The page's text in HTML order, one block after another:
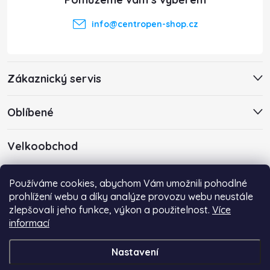
Používáme cookies, abychom Vám umožnili pohodlné
prohlížení webu a díky analýze provozu webu neustále
zlepšovali jeho funkce, výkon a použitelnost. Více
informací
Nastavení
Zákaznický servis
Oblíbené
Velkoobchod
poptávkou emailem na adresuinfo@centropen-shop.cz.
info@centropen-shop.cz